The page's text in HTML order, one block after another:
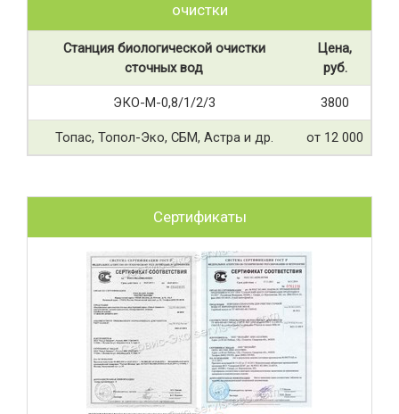
очистки
Станция биологической очистки
сточных вод
Цена,
руб.
ЭКО-М-0,8/1/2/3 3800
Топас, Топол-Эко, СБМ, Астра и др. от 12 000
Сертификаты